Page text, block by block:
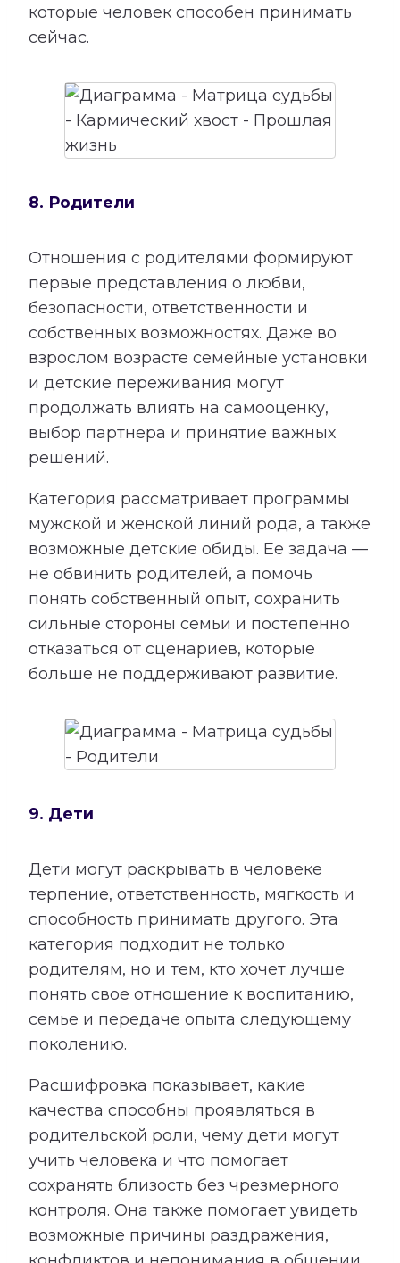
которые человек способен принимать
сейчас.
8. Родители
Отношения с родителями формируют
первые представления о любви,
безопасности, ответственности и
собственных возможностях. Даже во
взрослом возрасте семейные установки
и детские переживания могут
продолжать влиять на самооценку,
выбор партнера и принятие важных
решений.
Категория рассматривает программы
мужской и женской линий рода, а также
возможные детские обиды. Ее задача —
не обвинить родителей, а помочь
понять собственный опыт, сохранить
сильные стороны семьи и постепенно
отказаться от сценариев, которые
больше не поддерживают развитие.
9. Дети
Дети могут раскрывать в человеке
терпение, ответственность, мягкость и
способность принимать другого. Эта
категория подходит не только
родителям, но и тем, кто хочет лучше
понять свое отношение к воспитанию,
семье и передаче опыта следующему
поколению.
Расшифровка показывает, какие
качества способны проявляться в
родительской роли, чему дети могут
учить человека и что помогает
сохранять близость без чрезмерного
контроля. Она также помогает увидеть
возможные причины раздражения,